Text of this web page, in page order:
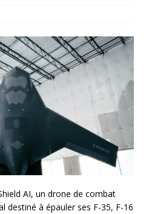
AI, un drone de combat
destiné à épauler ses F-35, F-16